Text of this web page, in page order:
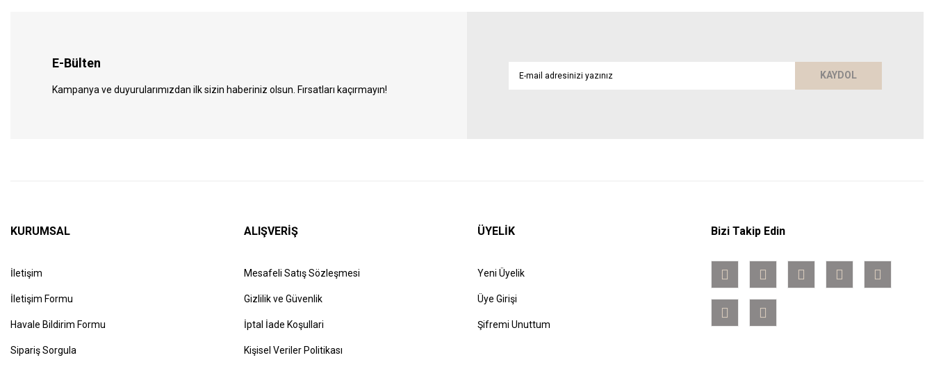
E-Bülten
Kampanya ve duyurularımızdan ilk sizin haberiniz olsun. Fırsatları kaçırmayın!
KAYDOL
KURUMSAL
İletişim
İletişim Formu
Havale Bildirim Formu
Sipariş Sorgula
ALIŞVERİŞ
Mesafeli Satış Sözleşmesi
Gizlilik ve Güvenlik
İptal İade Koşullari
Kişisel Veriler Politikası
ÜYELİK
Yeni Üyelik
Üye Girişi
Şifremi Unuttum
Bizi Takip Edin